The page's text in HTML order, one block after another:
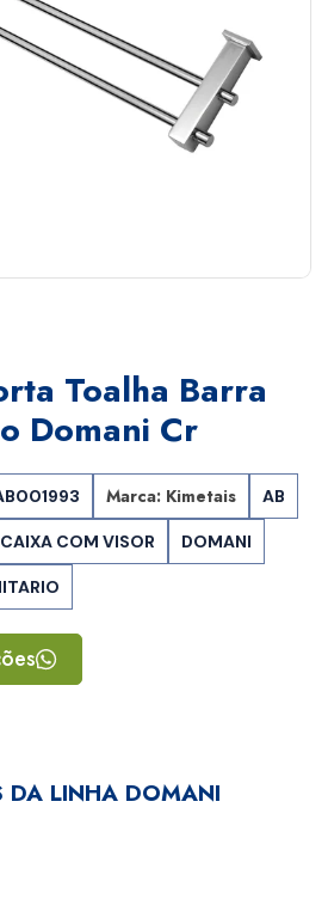
Toalha Barra
Domani Cr
Marca: Kimetais AB
CAIXA COM VISOR DOMANI
DA LINHA DOMANI